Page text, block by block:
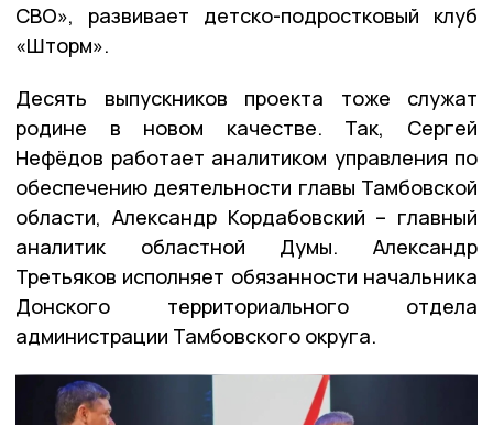
СВО», развивает детско-подростковый клуб
«Шторм».
Десять выпускников проекта тоже служат
родине в новом качестве. Так, Сергей
Нефёдов работает аналитиком управления по
обеспечению деятельности главы Тамбовской
области, Александр Кордабовский – главный
аналитик областной Думы. Александр
Третьяков исполняет обязанности начальника
Донского территориального отдела
администрации Тамбовского округа.